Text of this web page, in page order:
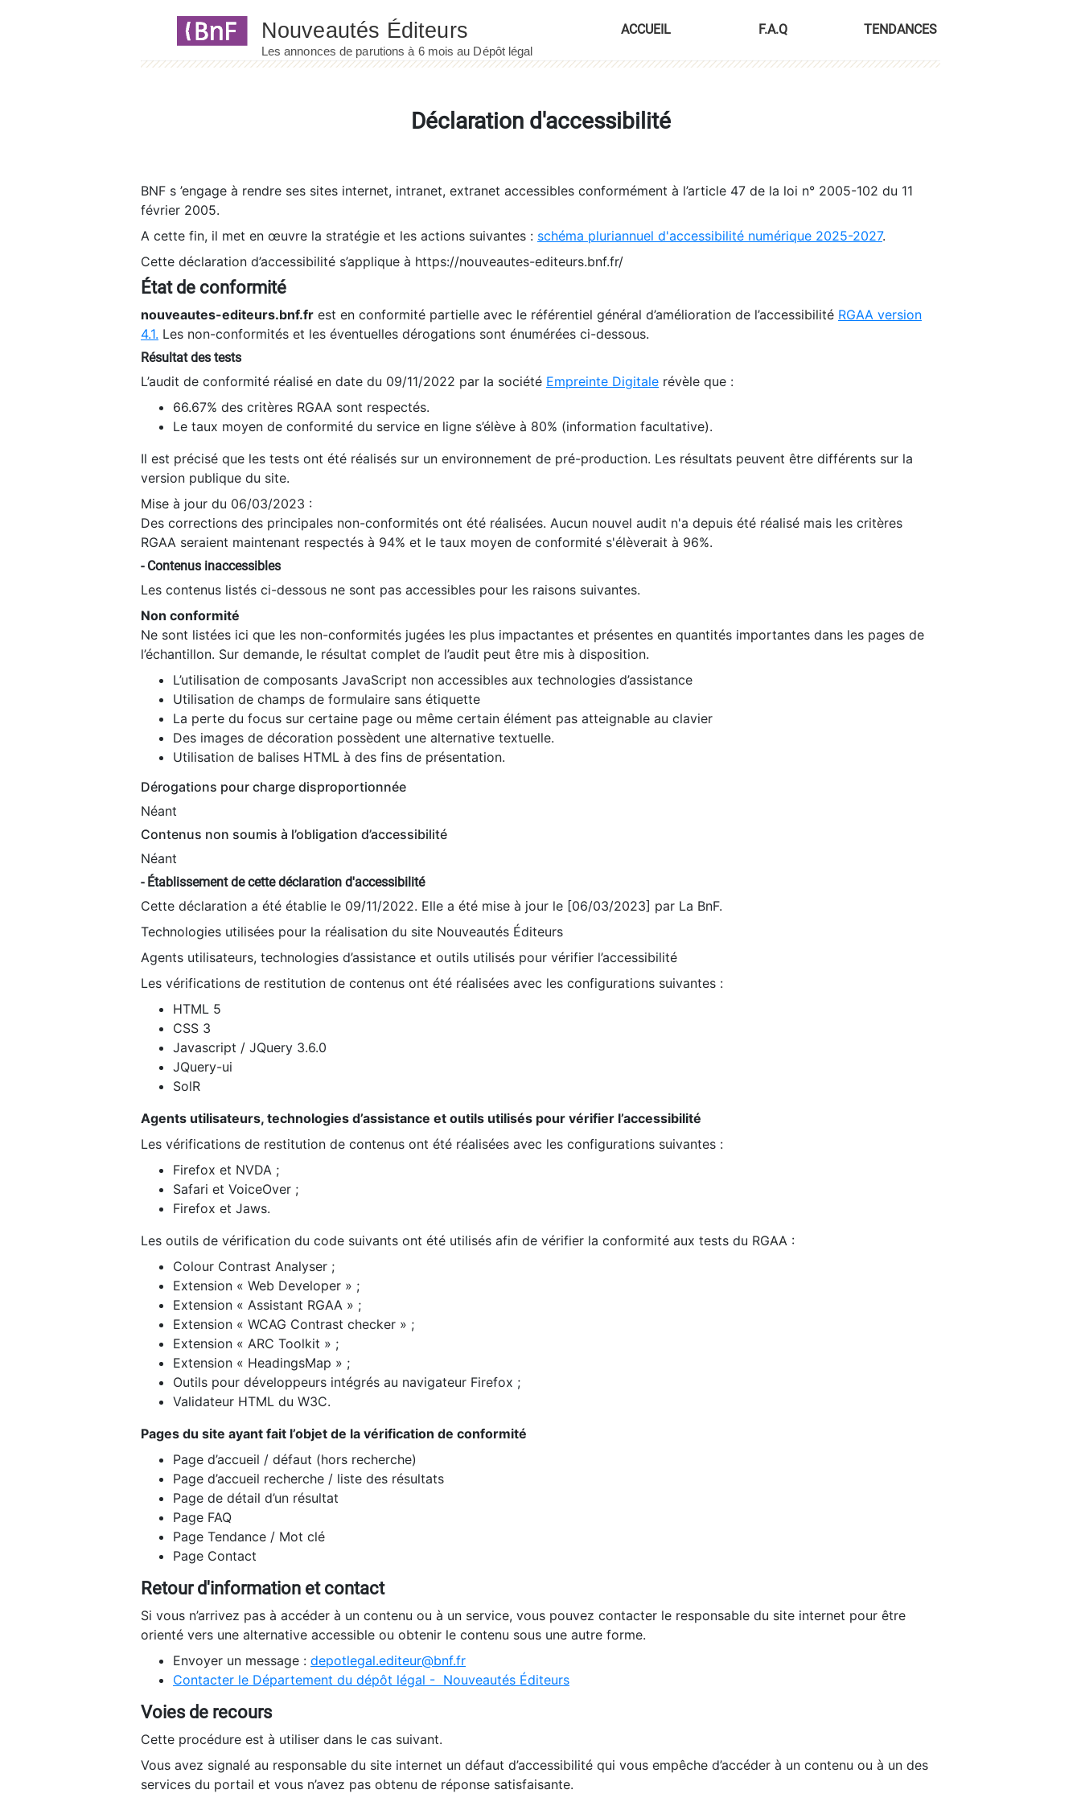
ACCUEIL F.A.Q TENDANCES
Déclaration d'accessibilité
BNF s ’engage à rendre ses sites internet, intranet, extranet accessibles conformément à l’article 47 de la loi n° 2005-102 du 11
février 2005.
A cette fin, il met en œuvre la stratégie et les actions suivantes : schéma pluriannuel d'accessibilité numérique 2025-2027.
Cette déclaration d’accessibilité s’applique à https://nouveautes-editeurs.bnf.fr/
État de conformité
nouveautes-editeurs.bnf.fr est en conformité partielle avec le référentiel général d’amélioration de l’accessibilité RGAA version
4.1. Les non-conformités et les éventuelles dérogations sont énumérées ci-dessous.
Résultat des tests
L’audit de conformité réalisé en date du 09/11/2022 par la société Empreinte Digitale révèle que :
66.67% des critères RGAA sont respectés.
Le taux moyen de conformité du service en ligne s’élève à 80% (information facultative).
Il est précisé que les tests ont été réalisés sur un environnement de pré-production. Les résultats peuvent être différents sur la
version publique du site.
Mise à jour du 06/03/2023 :
Des corrections des principales non-conformités ont été réalisées. Aucun nouvel audit n'a depuis été réalisé mais les critères
RGAA seraient maintenant respectés à 94% et le taux moyen de conformité s'élèverait à 96%.
- Contenus inaccessibles
Les contenus listés ci-dessous ne sont pas accessibles pour les raisons suivantes.
Non conformité
Ne sont listées ici que les non-conformités jugées les plus impactantes et présentes en quantités importantes dans les pages de
l’échantillon. Sur demande, le résultat complet de l’audit peut être mis à disposition.
L’utilisation de composants JavaScript non accessibles aux technologies d’assistance
Utilisation de champs de formulaire sans étiquette
La perte du focus sur certaine page ou même certain élément pas atteignable au clavier
Des images de décoration possèdent une alternative textuelle.
Utilisation de balises HTML à des fins de présentation.
Dérogations pour charge disproportionnée
Néant
Contenus non soumis à l’obligation d’accessibilité
Néant
- Établissement de cette déclaration d'accessibilité
Cette déclaration a été établie le 09/11/2022. Elle a été mise à jour le [06/03/2023] par La BnF.
Technologies utilisées pour la réalisation du site Nouveautés Éditeurs
Agents utilisateurs, technologies d’assistance et outils utilisés pour vérifier l’accessibilité
Les vérifications de restitution de contenus ont été réalisées avec les configurations suivantes :
HTML 5
CSS 3
Javascript / JQuery 3.6.0
JQuery-ui
SolR
Agents utilisateurs, technologies d’assistance et outils utilisés pour vérifier l’accessibilité
Les vérifications de restitution de contenus ont été réalisées avec les configurations suivantes :
Firefox et NVDA ;
Safari et VoiceOver ;
Firefox et Jaws.
Les outils de vérification du code suivants ont été utilisés afin de vérifier la conformité aux tests du RGAA :
Colour Contrast Analyser ;
Extension « Web Developer » ;
Extension « Assistant RGAA » ;
Extension « WCAG Contrast checker » ;
Extension « ARC Toolkit » ;
Extension « HeadingsMap » ;
Outils pour développeurs intégrés au navigateur Firefox ;
Validateur HTML du W3C.
Pages du site ayant fait l’objet de la vérification de conformité
Page d’accueil / défaut (hors recherche)
Page d’accueil recherche / liste des résultats
Page de détail d’un résultat
Page FAQ
Page Tendance / Mot clé
Page Contact
Retour d'information et contact
Si vous n’arrivez pas à accéder à un contenu ou à un service, vous pouvez contacter le responsable du site internet pour être
orienté vers une alternative accessible ou obtenir le contenu sous une autre forme.
Envoyer un message : depotlegal.editeur@bnf.fr
Contacter le Département du dépôt légal - Nouveautés Éditeurs
Voies de recours
Cette procédure est à utiliser dans le cas suivant.
Vous avez signalé au responsable du site internet un défaut d’accessibilité qui vous empêche d’accéder à un contenu ou à un des
services du portail et vous n’avez pas obtenu de réponse satisfaisante.